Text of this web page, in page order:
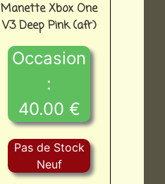
Manette Xbox One
V3 Deep Pink (afr)
Occasion
:
40.00 €
Pas de Stock
Neuf